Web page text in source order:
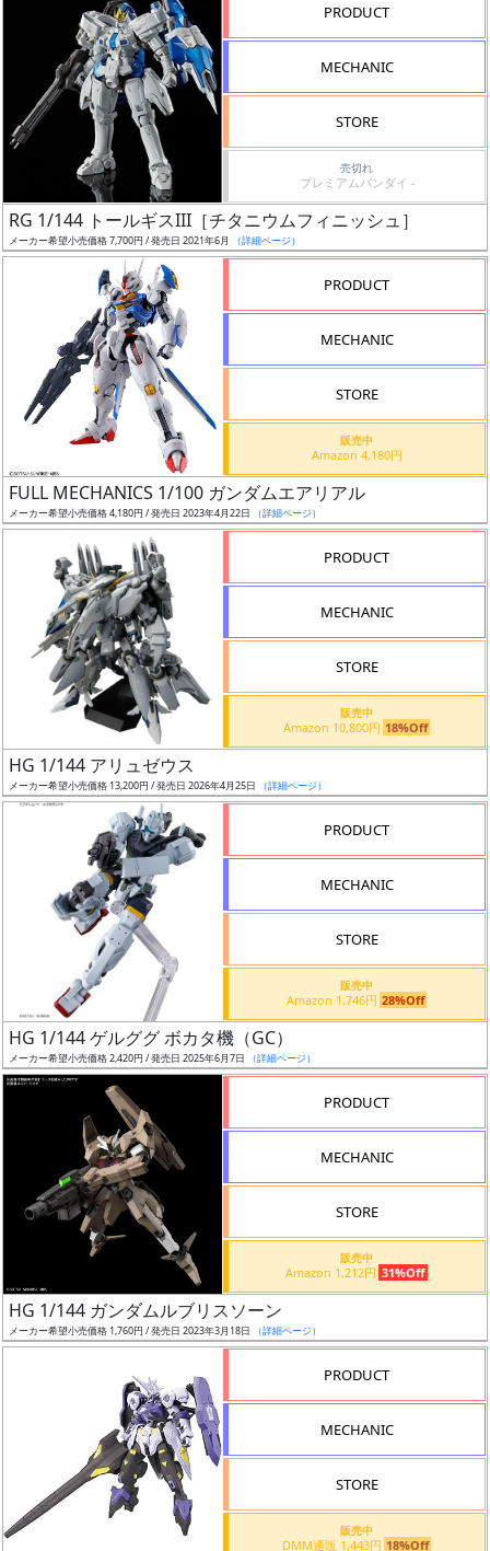
索
グ
レ
ル
ー
ズ・
況
売
始
抽
選
PRODUCT
MECHANIC
STORE
売切れ
プレミアムバンダイ -
RG 1/144 トールギスIII［チタニウムフィニッシュ］
メーカー希望小売価格 7,700円 / 発売日 2021年6月 （詳細ページ）
PRODUCT
MECHANIC
STORE
販売中
Amazon 4,180円
FULL MECHANICS 1/100 ガンダムエアリアル
メーカー希望小売価格 4,180円 / 発売日 2023年4月22日 （詳細ページ）
PRODUCT
MECHANIC
STORE
販売中
Amazon 10,800円 18%Off
HG 1/144 アリュゼウス
メーカー希望小売価格 13,200円 / 発売日 2026年4月25日 （詳細ページ）
PRODUCT
MECHANIC
STORE
販売中
Amazon 1,746円 28%Off
HG 1/144 ゲルググ ボカタ機（GC）
メーカー希望小売価格 2,420円 / 発売日 2025年6月7日 （詳細ページ）
PRODUCT
MECHANIC
STORE
販売中
Amazon 1,212円 31%Off
HG 1/144 ガンダムルブリスソーン
メーカー希望小売価格 1,760円 / 発売日 2023年3月18日 （詳細ページ）
PRODUCT
MECHANIC
STORE
販売中
DMM通販 1,443円 18%Off